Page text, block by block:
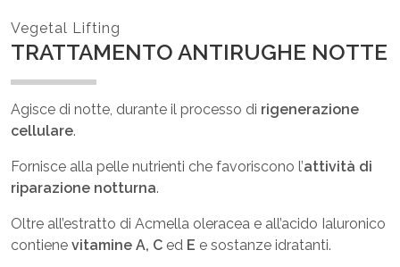
Vegetal Lifting
TRATTAMENTO ANTIRUGHE NOTTE
Agisce di notte, durante il processo di rigenerazione
cellulare.
Fornisce alla pelle nutrienti che favoriscono l’attività di
riparazione notturna.
Oltre all’estratto di Acmella oleracea e all’acido Ialuronico
contiene vitamine A, C ed E e sostanze idratanti.